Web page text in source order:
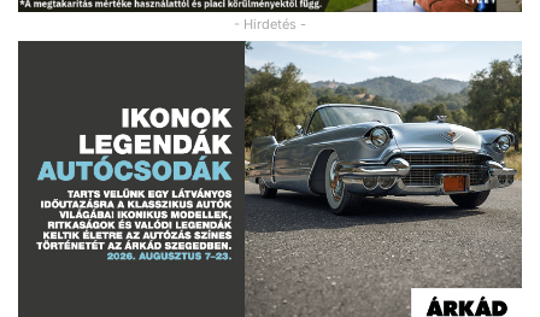
- Hirdetés -